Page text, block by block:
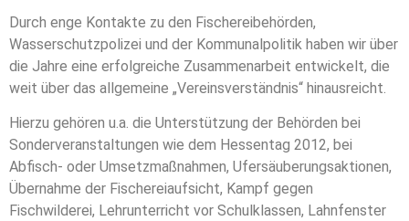
Durch enge Kontakte zu den Fischereibehörden,
Wasserschutzpolizei und der Kommunalpolitik haben wir über
die Jahre eine erfolgreiche Zusammenarbeit entwickelt, die
weit über das allgemeine „Vereinsverständnis“ hinausreicht.
Hierzu gehören u.a. die Unterstützung der Behörden bei
Sonderveranstaltungen wie dem Hessentag 2012, bei
Abfisch- oder Umsetzmaßnahmen, Ufersäuberungsaktionen,
Übernahme der Fischereiaufsicht, Kampf gegen
Fischwilderei, Lehrunterricht vor Schulklassen, Lahnfenster